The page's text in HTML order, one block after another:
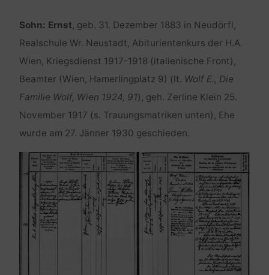
Sohn: Ernst, geb. 31. Dezember 1883 in Neudörfl,
Realschule Wr. Neustadt, Abiturientenkurs der H.A.
Wien, Kriegsdienst 1917-1918 (italienische Front),
Beamter (Wien, Hamerlingplatz 9) (lt. Wolf E., Die
Familie Wolf, Wien 1924, 91), geh. Zerline Klein 25.
November 1917 (s. Trauungsmatriken unten), Ehe
wurde am 27. Jänner 1930 geschieden.